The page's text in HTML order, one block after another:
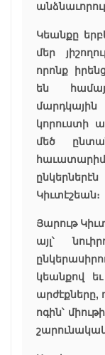
Կեանքը
մեր
որոնք
են
մարդկային
կորուստի
մեծ
Կիւտէշեան։
Յարութ
այլ՝
կեանքով եւ
արժէքները,
ոգին՝